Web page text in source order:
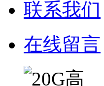
联系我们
在线留言